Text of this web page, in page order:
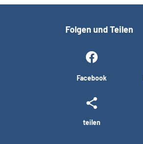
Folgen und Teilen
Facebook
teilen